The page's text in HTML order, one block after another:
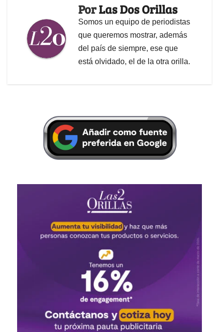
PorLas Dos Orillas
Somos un equipo de periodistas
que queremos mostrar, además
del país de siempre, ese que
está olvidado, el de la otra orilla.